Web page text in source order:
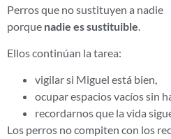
Perros que no sustituyen a nadie
porque nadie es sustituible
Ellos continúan la tarea:
vigilar si Miguel está bien,
ocupar espacios vacíos sin
recordarnos que la vida
Los perros no compiten con los